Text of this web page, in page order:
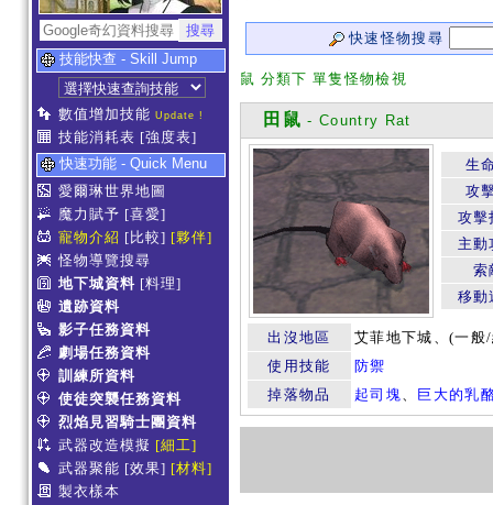
技能快查 - Skill Jump
數值增加技能 Update !
技能消耗表 [強度表]
快速功能 - Quick Menu
愛爾琳世界地圖
魔力賦予 [喜愛]
寵物介紹 [比較] [夥伴]
怪物導覽搜尋
地下城資料 [料理]
遺跡資料
影子任務資料
劇場任務資料
訓練所資料
使徒突襲任務資料
烈焰見習騎士團資料
武器改造模擬 [細工]
武器聚能 [效果] [材料]
製衣樣本
快速怪物搜尋
鼠 分類下 單隻怪物檢視
田鼠 - Country Rat
生
攻
攻擊
主動
索
移動
出沒地區
艾菲地下城、(一
使用技能
防禦
掉落物品
起司塊、 巨大的乳